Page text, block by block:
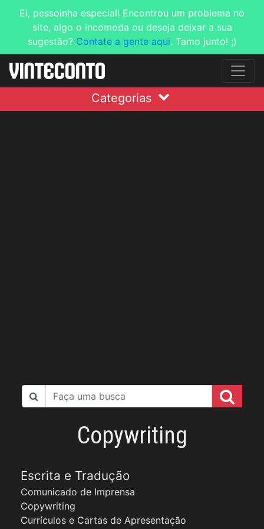
Ei, pessoinha especial! Encontrou um problema no
site, algo o incomoda ou deseja deixar a sua
sugestão? Contate a gente aqui. Tamo junto! ;)
Categorias
Copywriting
Escrita e Tradução
Comunicado de Imprensa
Copywriting
Currículos e Cartas de Apresentação